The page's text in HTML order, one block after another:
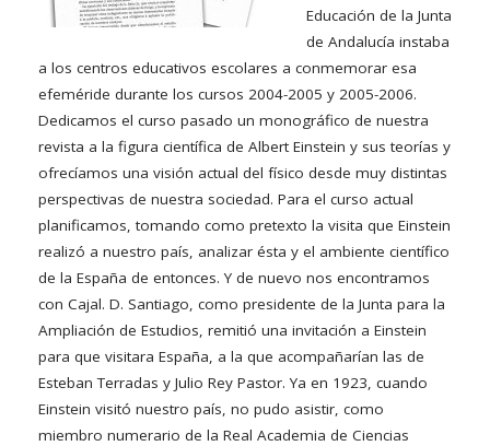
Educación de la Junta
de Andalucía instaba
a los centros educativos escolares a conmemorar esa
efeméride durante los cursos 2004-2005 y 2005-2006.
Dedicamos el curso pasado un monográfico de nuestra
revista a la figura científica de Albert Einstein y sus teorías y
ofrecíamos una visión actual del físico desde muy distintas
perspectivas de nuestra sociedad. Para el curso actual
planificamos, tomando como pretexto la visita que Einstein
realizó a nuestro país, analizar ésta y el ambiente científico
de la España de entonces. Y de nuevo nos encontramos
con Cajal. D. Santiago, como presidente de la Junta para la
Ampliación de Estudios, remitió una invitación a Einstein
para que visitara España, a la que acompañarían las de
Esteban Terradas y Julio Rey Pastor. Ya en 1923, cuando
Einstein visitó nuestro país, no pudo asistir, como
miembro numerario de la Real Academia de Ciencias